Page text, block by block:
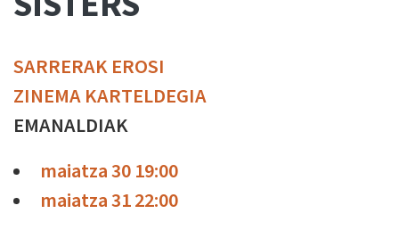
SARRERAK EROSI
ZINEMA KARTELDEGIA
EMANALDIAK
maiatza 30 19:00
maiatza 31 22:00